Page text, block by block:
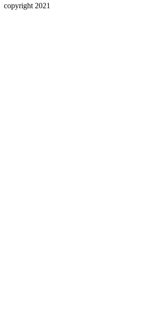
copyright 2021